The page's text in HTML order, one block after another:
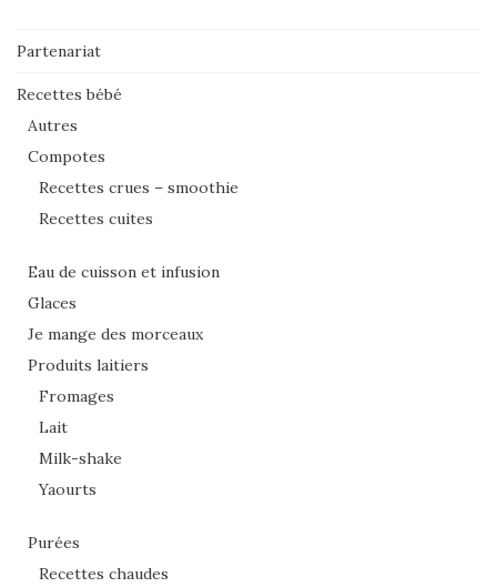
Partenariat
Recettes bébé
Autres
Compotes
Recettes crues – smoothie
Recettes cuites
Eau de cuisson et infusion
Glaces
Je mange des morceaux
Produits laitiers
Fromages
Lait
Milk-shake
Yaourts
Purées
Recettes chaudes